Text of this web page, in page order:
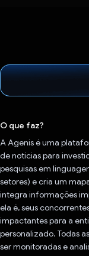
O que faz?
A Agenis é uma
de notícias para
pesquisas em
setores) e cria um
integra informações
ela é, seus
impactantes para a
personalizado. Todas
ser monitoradas e